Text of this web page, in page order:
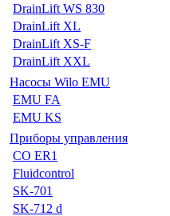
DrainLift WS 830
DrainLift XL
DrainLift XS-F
DrainLift XXL
Насосы Wilo EMU
EMU FA
EMU KS
Приборы управления
CO ER1
Fluidcontrol
SK-701
SK-712 d